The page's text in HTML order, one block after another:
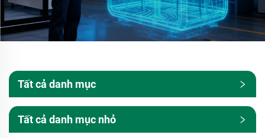
Tất cả danh mục
Tất cả danh mục nhỏ